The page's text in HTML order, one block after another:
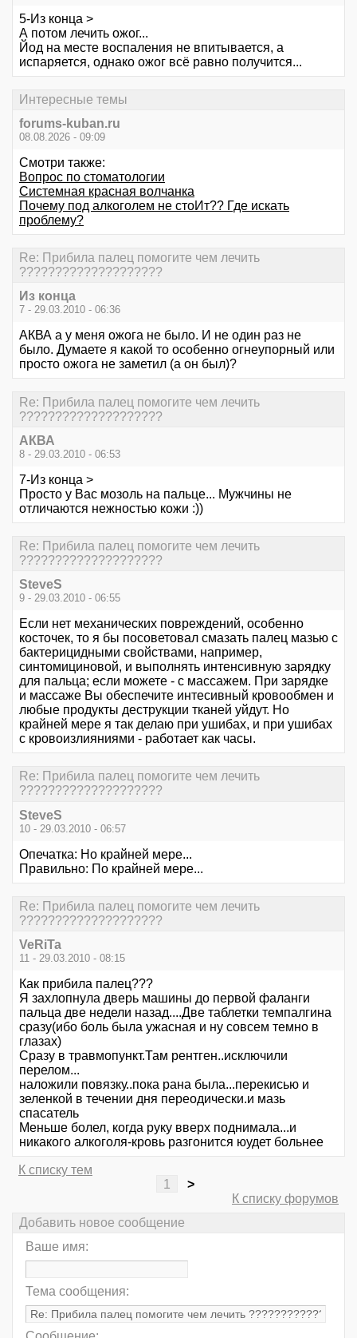
5-Из конца >
А потом лечить ожог...
Йод на месте воспаления не впитывается, а
испаряется, однако ожог всё равно получится...
Интересные темы
forums-kuban.ru
08.08.2026 - 09:09
Смотри также:
Вопрос по стоматологии
Системная красная волчанка
Почему под алкоголем не стоИт?? Где искать
проблему?
Re: Прибила палец помогите чем лечить
????????????????????
Из конца
7 - 29.03.2010 - 06:36
АКВА а у меня ожога не было. И не один раз не
было. Думаете я какой то особенно огнеупорный или
просто ожога не заметил (а он был)?
Re: Прибила палец помогите чем лечить
????????????????????
АКВА
8 - 29.03.2010 - 06:53
7-Из конца >
Просто у Вас мозоль на пальце... Мужчины не
отличаются нежностью кожи :))
Re: Прибила палец помогите чем лечить
????????????????????
SteveS
9 - 29.03.2010 - 06:55
Если нет механических повреждений, особенно
косточек, то я бы посоветовал смазать палец мазью с
бактерицидными свойствами, например,
синтомициновой, и выполнять интенсивную зарядку
для пальца; если можете - с массажем. При зарядке
и массаже Вы обеспечите интесивный кровообмен и
любые продукты деструкции тканей уйдут. Но
крайней мере я так делаю при ушибах, и при ушибах
с кровоизлияниями - работает как часы.
Re: Прибила палец помогите чем лечить
????????????????????
SteveS
10 - 29.03.2010 - 06:57
Опечатка: Но крайней мере...
Правильно: По крайней мере...
Re: Прибила палец помогите чем лечить
????????????????????
VeRiTa
11 - 29.03.2010 - 08:15
Как прибила палец???
Я захлопнула дверь машины до первой фаланги
пальца две недели назад....Две таблетки темпалгина
сразу(ибо боль была ужасная и ну совсем темно в
глазах)
Сразу в травмопункт.Там рентген..исключили
перелом...
наложили повязку..пока рана была...перекисью и
зеленкой в течении дня переодически.и мазь
спасатель
Меньше болел, когда руку вверх поднимала...и
никакого алкоголя-кровь разгонится юудет больнее
К списку тем
1
>
К списку форумов
Добавить новое сообщение
Ваше имя:
Тема сообщения: